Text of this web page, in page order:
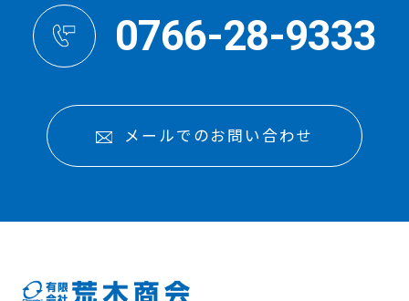
0766-28-9333
メールでのお問い合わせ